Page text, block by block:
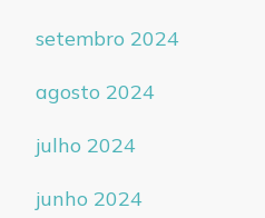
setembro 2024
agosto 2024
julho 2024
junho 2024